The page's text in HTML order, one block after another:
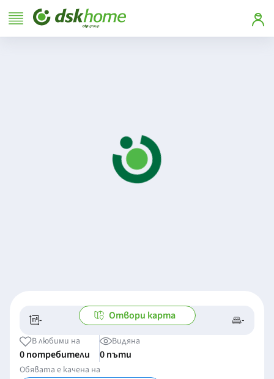
- -/- -
Отвори карта
В любими на
0 потребители
Видяна
0 пъти
Обявата е качена на